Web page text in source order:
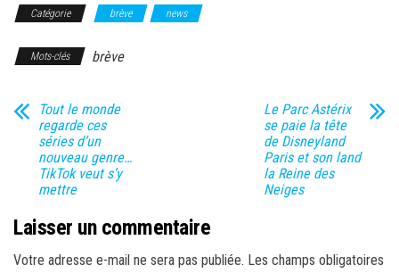
Catégorie brève news
Mots-clés brève
Tout le monde
regarde ces
séries d’un
nouveau genre…
TikTok veut s’y
mettre
Le Parc Astérix
se paie la tête
de Disneyland
Paris et son land
la Reine des
Neiges
Laisser un commentaire
Votre adresse e-mail ne sera pas publiée. Les champs obligatoires